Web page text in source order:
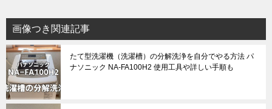
画像つき関連記事
たて型洗濯機（洗濯槽）の分解洗浄を自分でやる方法 パ
ナソニック NA-FA100H2 使用工具や詳しい手順も